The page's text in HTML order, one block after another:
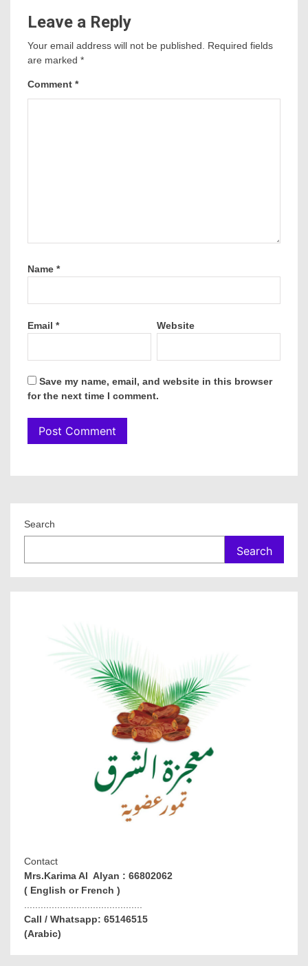
Leave a Reply
Your email address will not be published. Required fields
are marked *
Comment *
Name *
Email * Website
Save my name, email, and website in this browser
for the next time I comment.
Search
Search
Contact
Mrs.Karima Al Alyan : 66802062
( English or French )
Call / Whatsapp: 65146515
(Arabic)